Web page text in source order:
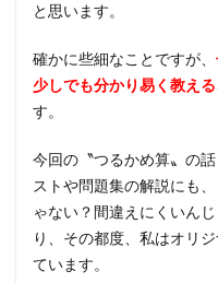
と思います。
確かに些細なことですが、
少しでも分かり易く教える
す。
今回の〝つるかめ算〟の
ストや問題集の解説にも
ゃない？間違えにくいん
り、その都度、私はオリ
ています。